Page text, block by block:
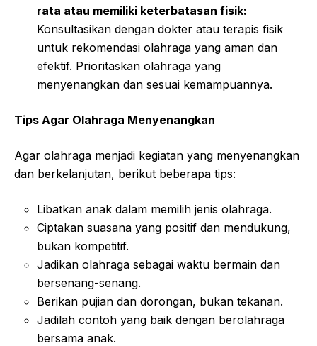
rata atau memiliki keterbatasan fisik:
Konsultasikan dengan dokter atau terapis fisik
untuk rekomendasi olahraga yang aman dan
efektif. Prioritaskan olahraga yang
menyenangkan dan sesuai kemampuannya.
Tips Agar Olahraga Menyenangkan
Agar olahraga menjadi kegiatan yang menyenangkan
dan berkelanjutan, berikut beberapa tips:
Libatkan anak dalam memilih jenis olahraga.
Ciptakan suasana yang positif dan mendukung,
bukan kompetitif.
Jadikan olahraga sebagai waktu bermain dan
bersenang-senang.
Berikan pujian dan dorongan, bukan tekanan.
Jadilah contoh yang baik dengan berolahraga
bersama anak.